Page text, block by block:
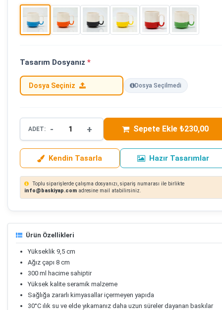
Tasarım Dosyanız *
Dosya Seçiniz Dosya Seçilmedi
ADET: - + Sepete Ekle ₺230,00
Kendin Tasarla Hazır Tasarımlar
Toplu siparişlerde çalışma dosyanızı, sipariş numarası ile birlikte
info@baskiyap.com adresine mail atabilirsiniz.
Ürün Özellikleri
Yükseklik 9,5 cm
Ağız çapı 8 cm
300 ml hacime sahiptir
Yüksek kalite seramik malzeme
Sağlığa zararlı kimyasallar içermeyen yapıda
30°C ılık su ve elde yıkamanız daha uzun süreler dayanan baskılar